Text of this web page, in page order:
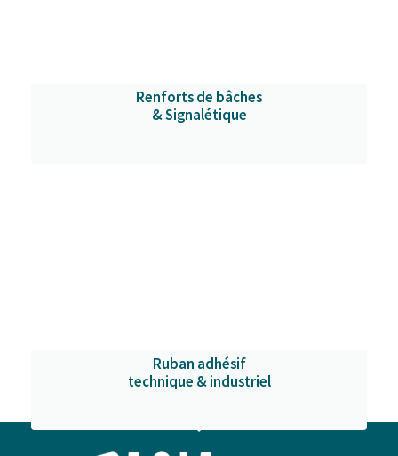
Renforts de bâches
& Signalétique
Ruban adhésif
technique & industriel